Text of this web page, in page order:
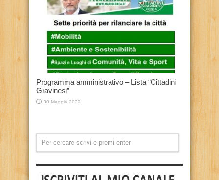
Programma amministrativo – Lista “Cittadini
Gravinesi”
30 Maggio 2022